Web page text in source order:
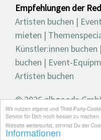
Wir nutzen eigene und Third-Party-
Service für Dich noch besser zu
Website weitersurfst, stimmst Du der
Informationen
Empfehlungen der
Artisten buchen |
mieten |
Künstler:innen buchen |
buchen | Event-
Artisten buchen
© 2026 elbgoods
industry /
Eventbranchenbuch,